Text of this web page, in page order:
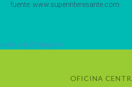
fuente: www.superinteresante.com
por @ebagsve
OFICINA